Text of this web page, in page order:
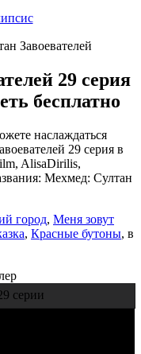
Завоевателей
29 серия
бесплатно
наслаждаться
29 серия в
AlisaDirilis,
Мехмед: Султан
город, Меня зовут
, Красные бутоны, в
серии